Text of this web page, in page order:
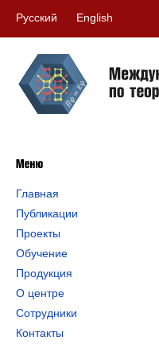
Русский English
Главная
Публикации
Проекты
Обучение
Продукция
О центре
Сотрудники
Контакты